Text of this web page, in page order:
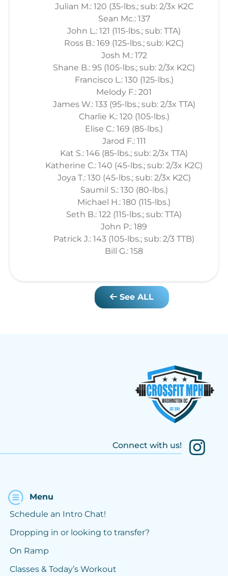
Julian M.: 120 (35-lbs.; sub: 2/3x K2C
Sean Mc.: 137
John L.: 121 (115-lbs.; sub: TTA)
Ross B.: 169 (125-lbs.; sub: K2C)
Josh M.: 172
Shane B.: 95 (105-lbs.; sub: 2/3x K2C)
Francisco L.: 130 (125-lbs.)
Melody F.: 201
James W.: 133 (95-lbs.; sub: 2/3x TTA)
Charlie K.: 120 (105-lbs.)
Elise C.: 169 (85-lbs.)
Jarod F.: 111
Kat S.: 146 (85-lbs.; sub: 2/3x TTA)
Katherine C.: 140 (45-lbs.; sub: 2/3x K2C)
Joya T.: 130 (45-lbs.; sub: 2/3x K2C)
Saumil S.: 130 (80-lbs.)
Michael H.: 180 (115-lbs.)
Seth B.: 122 (115-lbs.; sub: TTA)
John P.: 189
Patrick J.: 143 (105-lbs.; sub: 2/3 TTB)
Bill G.: 158
See ALL
Connect with us!
Menu
Schedule an Intro Chat!
Dropping in or looking to transfer?
On Ramp
Classes & Today’s Workout